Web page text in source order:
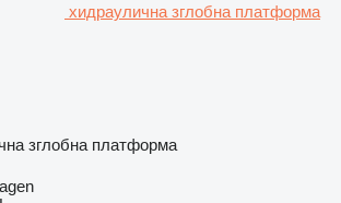
хидраулична зглобна платформа
зглобна платформа